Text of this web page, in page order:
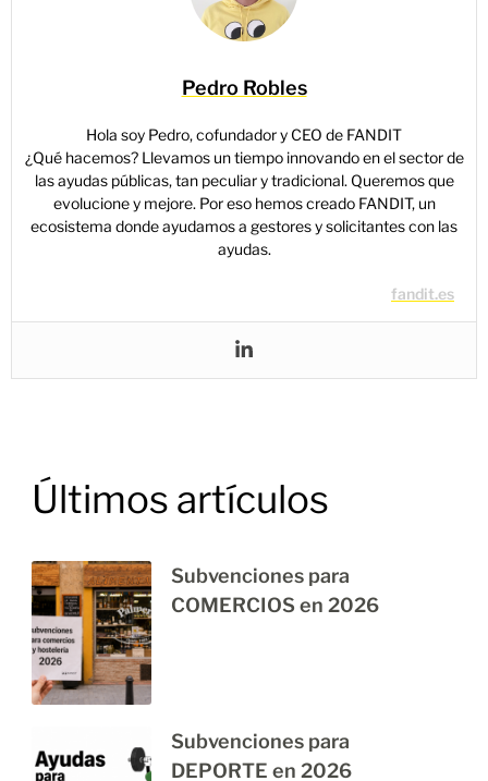
Pedro Robles
Hola soy Pedro, cofundador y CEO de FANDIT
¿Qué hacemos? Llevamos un tiempo innovando en el sector de
las ayudas públicas, tan peculiar y tradicional. Queremos que
evolucione y mejore. Por eso hemos creado FANDIT, un
ecosistema donde ayudamos a gestores y solicitantes con las
ayudas.
fandit.es
Últimos artículos
Subvenciones para
COMERCIOS en 2026
Subvenciones para
DEPORTE en 2026